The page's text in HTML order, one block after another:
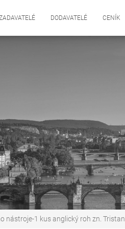
DODAVATELÉ CENÍK
nástroje-1 kus anglický roh zn. Tristan